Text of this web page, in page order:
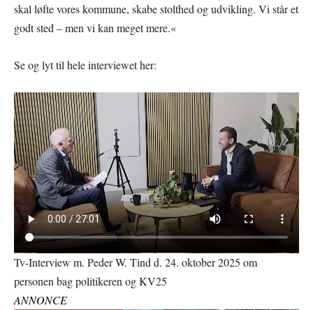
skal løfte vores kommune, skabe stolthed og udvikling. Vi står et
godt sted – men vi kan meget mere.«
Se og lyt til hele interviewet her:
Tv-Interview m. Peder W. Tind d. 24. oktober 2025 om
personen bag politikeren og KV25
ANNONCE